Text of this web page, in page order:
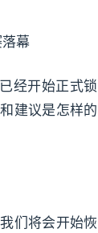
经开始正式锁
建议是怎样的
们将会开始恢